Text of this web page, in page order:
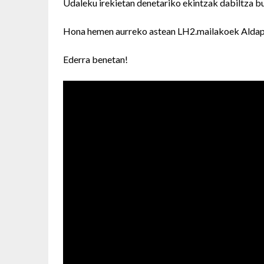
Udaleku irekietan denetariko ekintzak dabiltza
Hona hemen aurreko astean LH2.mailakoek
Ederra benetan!